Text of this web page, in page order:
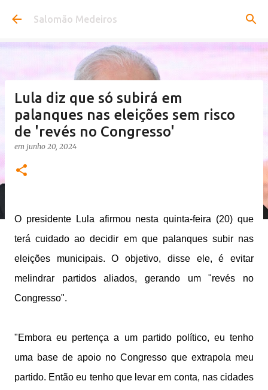
Pular para o conteúdo principal
Salomão Medeiros
Lula diz que só subirá em
palanques nas eleições sem risco
de 'revés no Congresso'
em junho 20, 2024
O presidente Lula afirmou nesta quinta-feira (20) que
terá cuidado ao decidir em que palanques subir nas
eleições municipais. O objetivo, disse ele, é evitar
melindrar partidos aliados, gerando um "revés no
Congresso".
"Embora eu pertença a um partido político, eu tenho
uma base de apoio no Congresso que extrapola meu
partido. Então eu tenho que levar em conta, nas cidades